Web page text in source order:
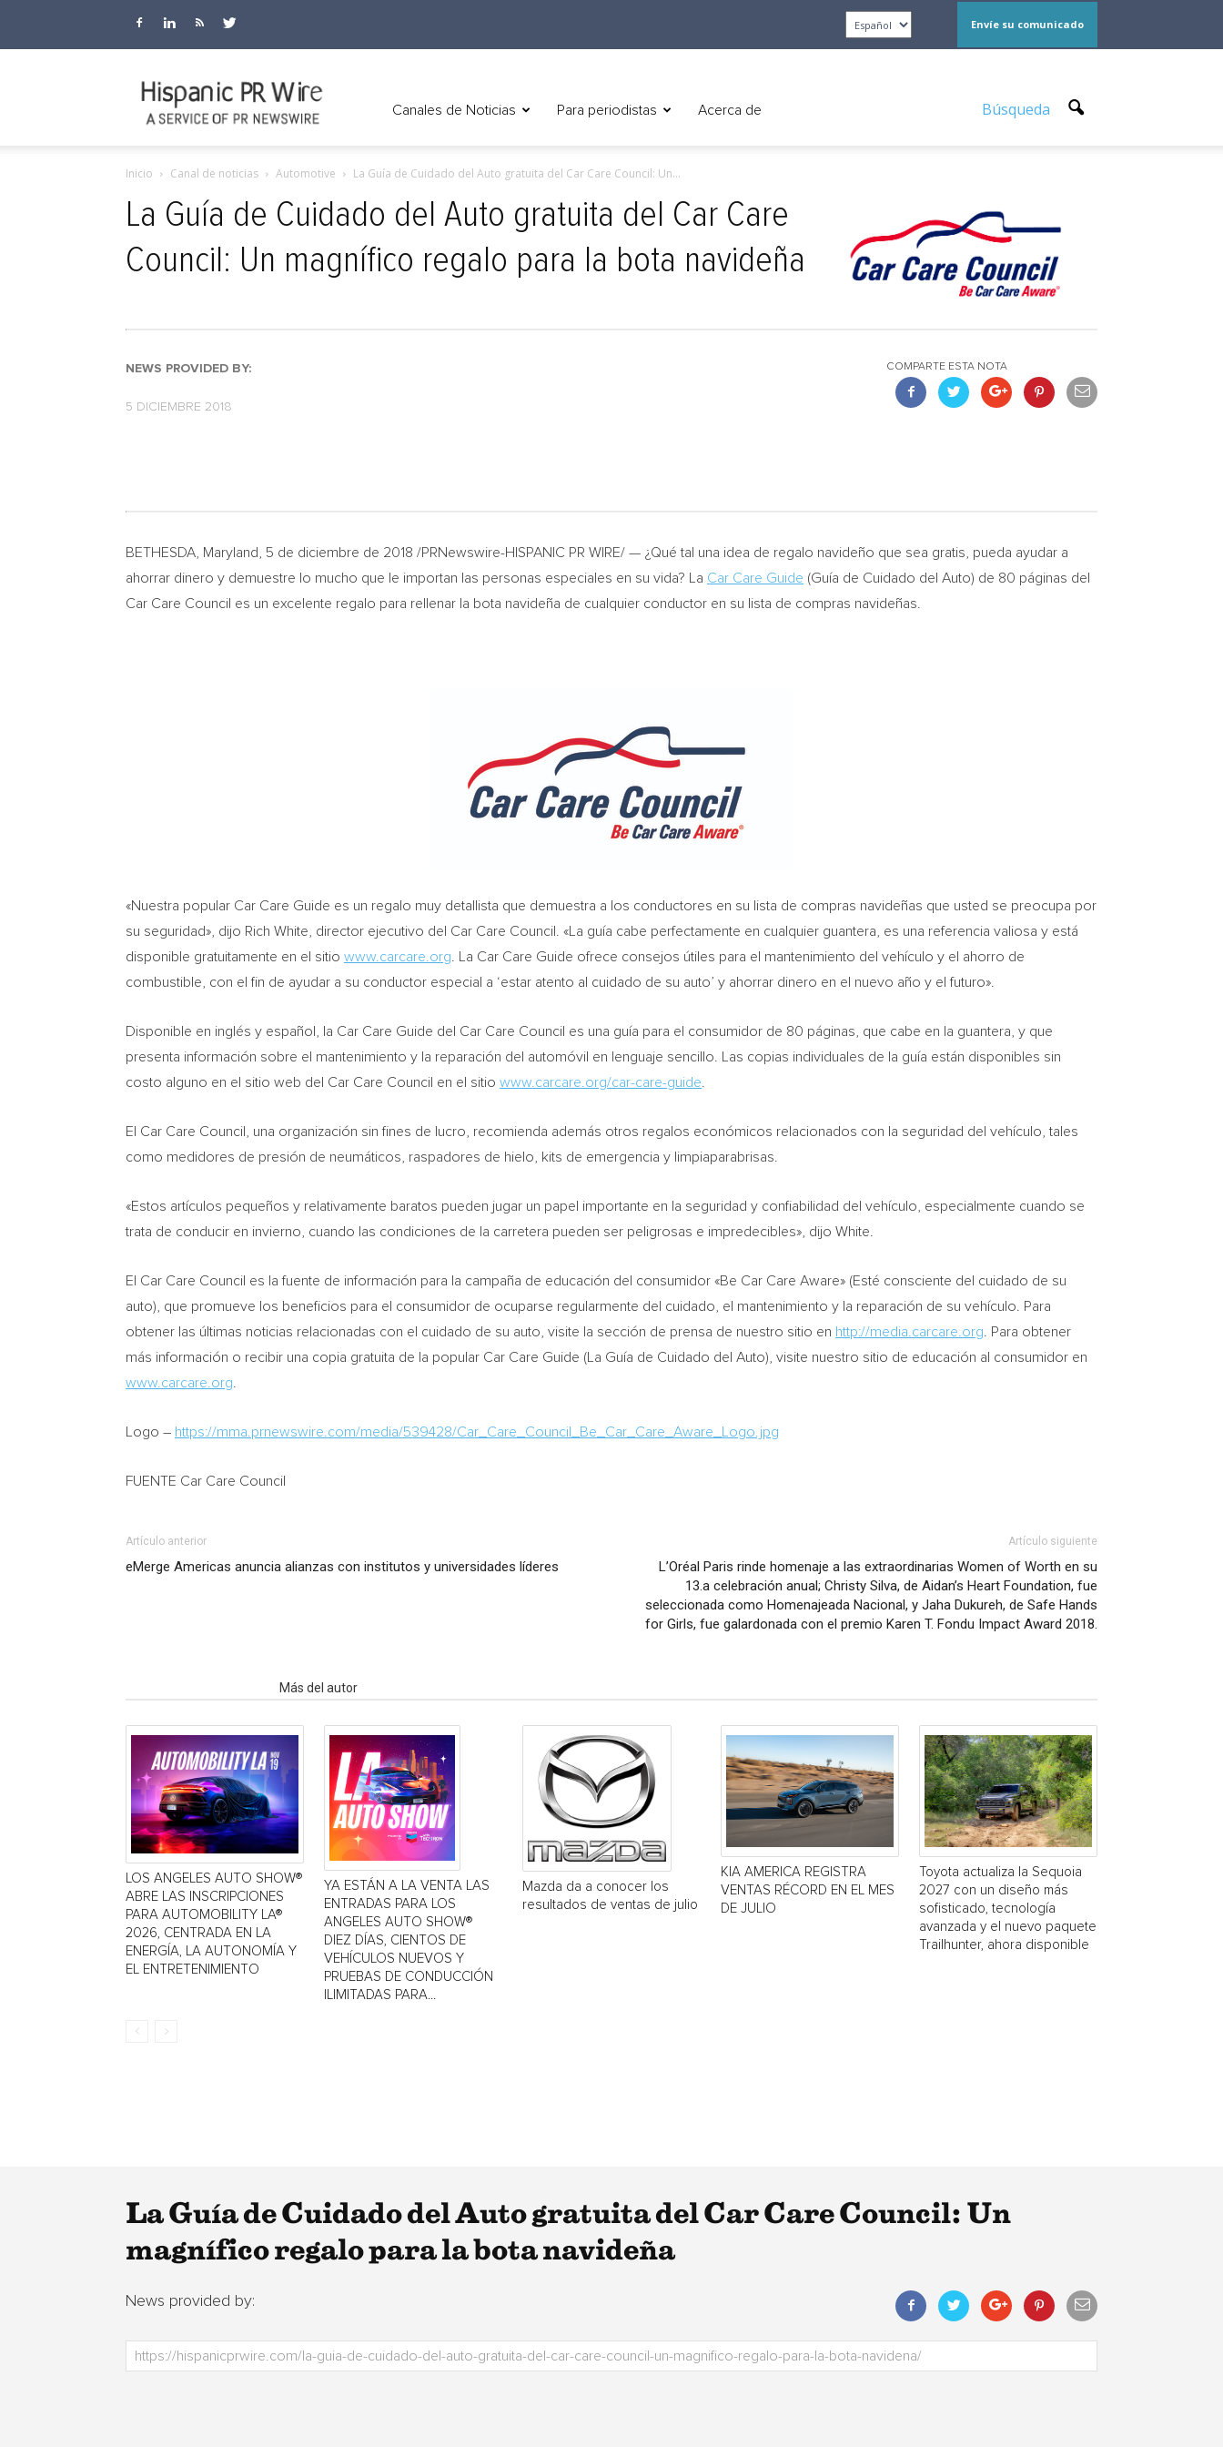
Envíe su comunicado
Canales de Noticias Para periodistas Acerca de Búsqueda
Inicio Canal de noticias Automotive La Guía de Cuidado del Auto gratuita del Car Care Council: Un...
La Guía de Cuidado del Auto gratuita del Car Care
Council: Un magnífico regalo para la bota navideña
NEWS PROVIDED BY:
5 DICIEMBRE 2018
COMPARTE ESTA NOTA
BETHESDA, Maryland
, 5 de diciembre de 2018 /PRNewswire-HISPANIC PR WIRE/ — ¿Qué tal una idea de regalo navideño que sea gratis, pueda ayudar a
ahorrar dinero y demuestre lo mucho que le importan las personas especiales en su vida? La Car Care Guide (Guía de Cuidado del Auto) de 80 páginas del
Car Care Council es un excelente regalo para rellenar la bota navideña de cualquier conductor en su lista de compras navideñas.
«Nuestra popular Car Care Guide es un regalo muy detallista que demuestra a los conductores en su lista de compras navideñas que usted se preocupa por
su seguridad», dijo Rich White , director ejecutivo del Car Care Council. «La guía cabe perfectamente en cualquier guantera, es una referencia valiosa y está
disponible gratuitamente en el sitio www.carcare.org . La Car Care Guide ofrece consejos útiles para el mantenimiento del vehículo y el ahorro de
combustible, con el fin de ayudar a su conductor especial a ‘estar atento al cuidado de su auto’ y ahorrar dinero en el nuevo año y el futuro».
Disponible en inglés y español, la Car Care Guide del Car Care Council es una guía para el consumidor de 80 páginas, que cabe en la guantera, y que
presenta información sobre el mantenimiento y la reparación del automóvil en lenguaje sencillo. Las copias individuales de la guía están disponibles sin
costo alguno en el sitio web del Car Care Council en el sitio www.carcare.org/car-care-guide
El Car Care Council, una organización sin fines de lucro, recomienda además otros regalos económicos relacionados con la seguridad del vehículo, tales
como medidores de presión de neumáticos, raspadores de hielo, kits de emergencia y limpiaparabrisas.
«Estos artículos pequeños y relativamente baratos pueden jugar un papel importante en la seguridad y confiabilidad del vehículo, especialmente cuando se
trata de conducir en invierno, cuando las condiciones de la carretera pueden ser peligrosas e impredecibles», dijo White.
El Car Care Council es la fuente de información para la campaña de educación del consumidor «Be Car Care Aware» (Esté consciente del cuidado de su
auto), que promueve los beneficios para el consumidor de ocuparse regularmente del cuidado, el mantenimiento y la reparación de su vehículo. Para
obtener las últimas noticias relacionadas con el cuidado de su auto, visite la sección de prensa de nuestro sitio en http://media.carcare.org . Para obtener
más información o recibir una copia gratuita de la popular Car Care Guide (La Guía de Cuidado del Auto), visite nuestro sitio de educación al consumidor en
www.carcare.org
Logo – https://mma.prnewswire.com/media/539428/Car_Care_Council_Be_Car_Care_Aware_Logo.jpg
FUENTE Car Care Council
Artículo anterior
eMerge Americas anuncia alianzas con institutos y universidades líderes
Artículo siguiente
L’Oréal Paris rinde homenaje a las extraordinarias Women of Worth en su
13.a celebración anual; Christy Silva, de Aidan’s Heart Foundation, fue
seleccionada como Homenajeada Nacional, y Jaha Dukureh, de Safe Hands
for Girls, fue galardonada con el premio Karen T. Fondu Impact Award 2018.
Más del autor
LOS ANGELES AUTO SHOW®
ABRE LAS INSCRIPCIONES
PARA AUTOMOBILITY LA®
2026, CENTRADA EN LA
ENERGÍA, LA AUTONOMÍA Y
EL ENTRETENIMIENTO
YA ESTÁN A LA VENTA LAS
ENTRADAS PARA LOS
ANGELES AUTO SHOW®
DIEZ DÍAS, CIENTOS DE
VEHÍCULOS NUEVOS Y
PRUEBAS DE CONDUCCIÓN
ILIMITADAS PARA...
Mazda da a conocer los
resultados de ventas de julio
KIA AMERICA REGISTRA
VENTAS RÉCORD EN EL MES
DE JULIO
Toyota actualiza la Sequoia
2027 con un diseño más
sofisticado, tecnología
avanzada y el nuevo paquete
Trailhunter, ahora disponible
La Guía de Cuidado del Auto gratuita del Car Care Council: Un
magnífico regalo para la bota navideña
News provided by: